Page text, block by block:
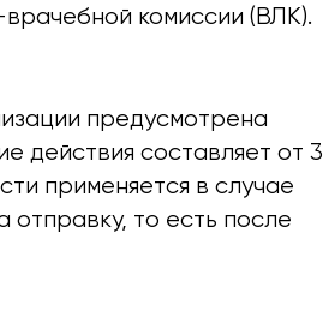
комиссии (ВЛК).
предусмотрена
действия составляет от 3
применяется в случае
отправку, то есть после